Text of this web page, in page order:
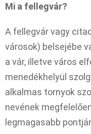
Mi a fellegvár?
A fellegvár vagy
városok) belsejébe
a vár, illetve város
menedékhelyül
alkalmas tornyok
nevének
legmagasabb